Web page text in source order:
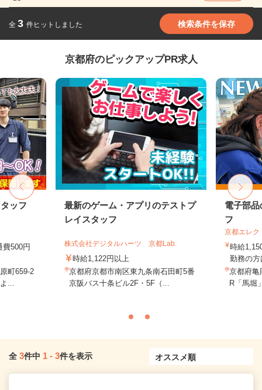
全 3 件ヒットしました 検索条件を保存
京都府のピックアップPR求人
ッフ
500円
町659-2
...
最新のゲーム・アプリのテストプ
レイスタッフ
株式会社デジタルハーツ 京都Lab.
時給1,122円以上
京都府京都市南区東九条南石田町5番
京阪バス十条ビル2F・5F（...
電子部
フ
京都エレク
時給
勤務の
京都府亀
R「馬堀
全 3件中 1 - 3件を表示